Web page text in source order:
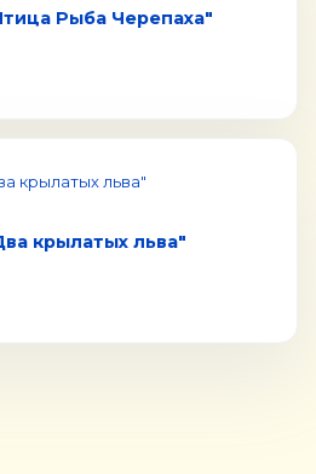
Рыба Черепаха"
крылатых льва"